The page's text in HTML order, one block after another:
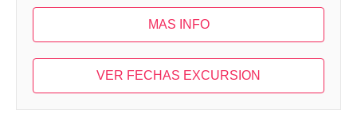
MAS INFO
VER FECHAS EXCURSION